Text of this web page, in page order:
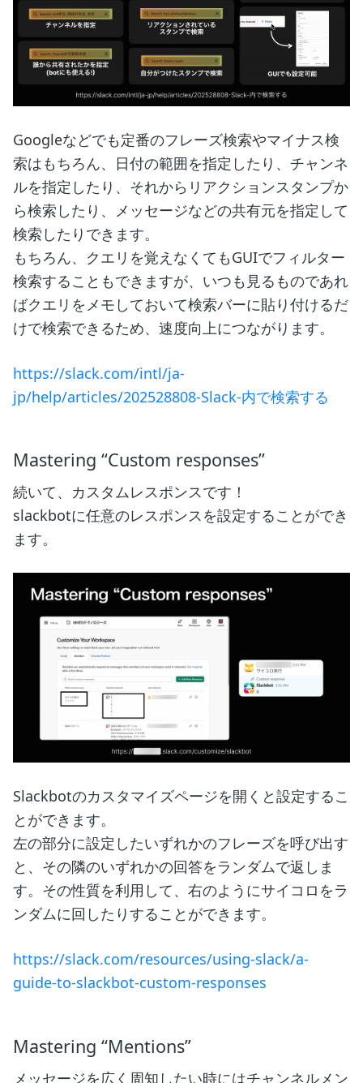
Googleなどでも定番のフレーズ検索やマイナス検
索はもちろん、日付の範囲を指定したり、チャンネ
ルを指定したり、それからリアクションスタンプか
ら検索したり、メッセージなどの共有元を指定して
検索したりできます。
もちろん、クエリを覚えなくてもGUIでフィルター
検索することもできますが、いつも見るものであれ
ばクエリをメモしておいて検索バーに貼り付けるだ
けで検索できるため、速度向上につながります。
https://slack.com/intl/ja-
jp/help/articles/202528808-Slack-内で検索する
Mastering “Custom responses”
続いて、カスタムレスポンスです！
slackbotに任意のレスポンスを設定することができ
ます。
Slackbotのカスタマイズページを開くと設定するこ
とができます。
左の部分に設定したいずれかのフレーズを呼び出す
と、その隣のいずれかの回答をランダムで返しま
す。その性質を利用して、右のようにサイコロをラ
ンダムに回したりすることができます。
https://slack.com/resources/using-slack/a-
guide-to-slackbot-custom-responses
Mastering “Mentions”
メッセージを広く周知したい時にはチャンネルメン